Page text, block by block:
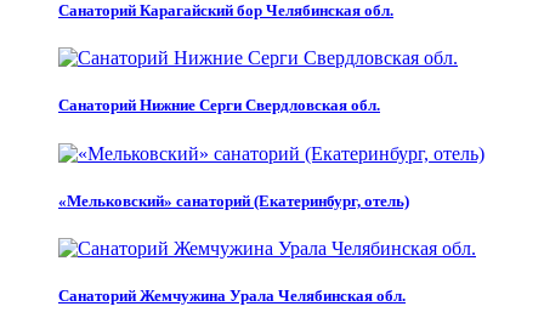
Санаторий Карагайский бор Челябинская обл.
Санаторий Нижние Серги Свердловская обл.
«Мельковский» санаторий (Екатеринбург, отель)
Санаторий Жемчужина Урала Челябинская обл.